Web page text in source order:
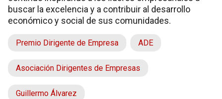
buscar la excelencia y a contribuir al desarrollo
económico y social de sus comunidades.
Premio Dirigente de Empresa ADE
Asociación Dirigentes de Empresas
Guillermo Álvarez